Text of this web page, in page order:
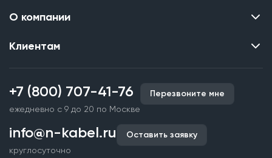
О компании
Контакты
Наши объекты
Партнерство
Документы и реквизиты
Клиентам
Производство кабельной продукции
Срочное изготовление
Оплата и доставка
Гарантия качества
+7 (800) 707-41-76
ежедневно с 9 до 20 по Москве
Перезвоните мне
info@n-kabel.ru
круглосуточно
Оставить заявку